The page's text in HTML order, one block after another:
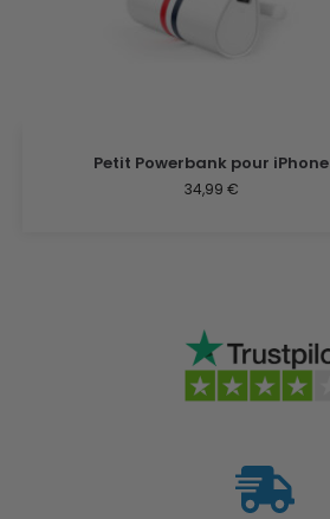
Petit Powerbank pour iPhone
34,99 €